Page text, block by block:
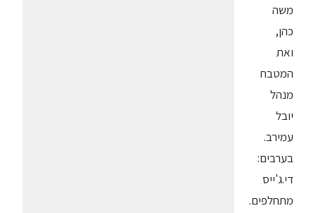
משה
כהן,
ואת
המטבח
מנהל
יובל
עמירב.
בערבים:
די.ג'ייס
מתחלפים.